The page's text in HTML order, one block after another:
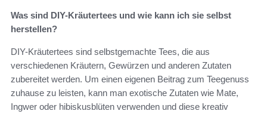
Was sind DIY-Kräutertees und wie kann ich sie selbst
herstellen?
DIY-Kräutertees sind selbstgemachte Tees, die aus
verschiedenen Kräutern, Gewürzen und anderen Zutaten
zubereitet werden. Um einen eigenen Beitrag zum Teegenuss
zuhause zu leisten, kann man exotische Zutaten wie Mate,
Ingwer oder hibiskusblüten verwenden und diese kreativ